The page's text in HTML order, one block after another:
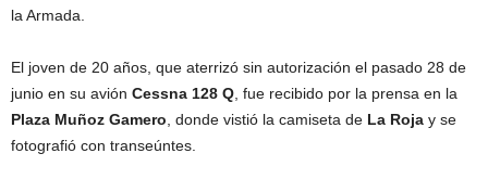
la Armada.
El joven de 20 años, que aterrizó sin autorización el pasado 28 de
junio en su avión Cessna 128 Q , fue recibido por la prensa en la
Plaza Muñoz Gamero , donde vistió la camiseta de La Roja y se
fotografió con transeúntes.